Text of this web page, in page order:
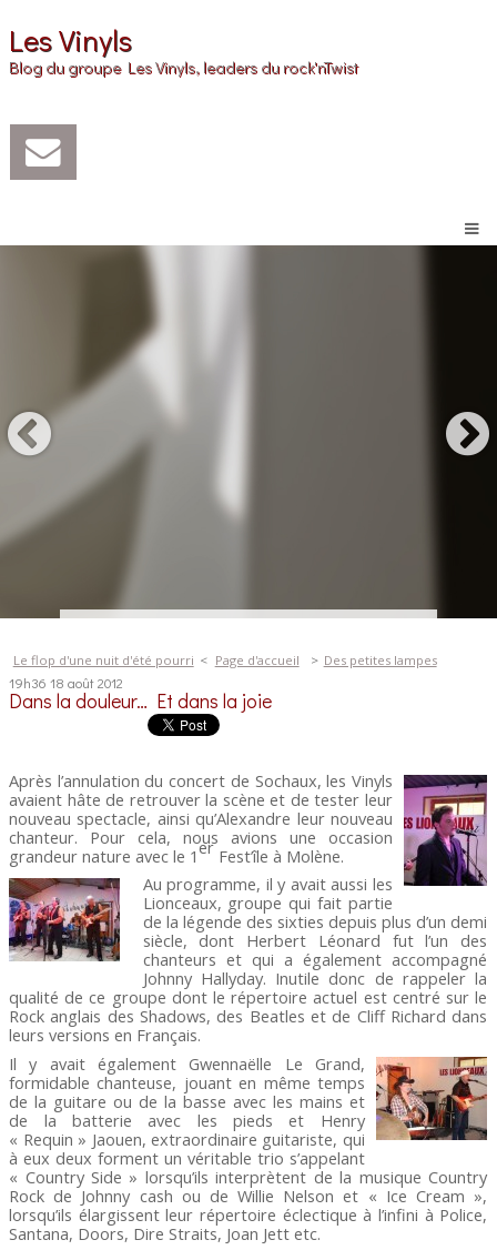
Les Vinyls
Blog du groupe Les Vinyls, leaders du rock'nTwist
Le flop d'une nuit d'été pourri Page d'accueil Des petites lampes
19h36 18 août 2012
Dans la douleur… Et dans la joie
Après l’annulation du concert de Sochaux, les Vinyls
avaient hâte de retrouver la scène et de tester leur
nouveau spectacle, ainsi qu’Alexandre leur nouveau
chanteur. Pour cela, nous avions une occasion
grandeur nature avec le 1er Fest’île à Molène.
Au programme, il y avait aussi les
Lionceaux, groupe qui fait partie
de la légende des sixties depuis plus d’un demi
siècle, dont Herbert Léonard fut l’un des
chanteurs et qui a également accompagné
Johnny Hallyday. Inutile donc de rappeler la
qualité de ce groupe dont le répertoire actuel est centré sur le
Rock anglais des Shadows, des Beatles et de Cliff Richard dans
leurs versions en Français.
Il y avait également Gwennaëlle Le Grand,
formidable chanteuse, jouant en même temps
de la guitare ou de la basse avec les mains et
de la batterie avec les pieds et Henry
« Requin » Jaouen, extraordinaire guitariste, qui
à eux deux forment un véritable trio s’appelant
« Country Side » lorsqu’ils interprètent de la musique Country
Rock de Johnny cash ou de Willie Nelson et « Ice Cream »,
lorsqu’ils élargissent leur répertoire éclectique à l’infini à Police,
Santana, Doors, Dire Straits, Joan Jett etc.